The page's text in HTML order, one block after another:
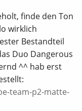
finde den Ton
wirklich
Bestandteil
Duo Dangerous
^^ hab erst
team-p2-matte-